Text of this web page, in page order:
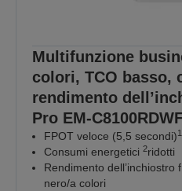
Multifunzione
colori, TCO basso,
rendimento
Pro EM-
FPOT veloce (5,5 secondi)1
Consumi energetici 2ridotti
Rendimento dell’inchiostro
nero/a colori